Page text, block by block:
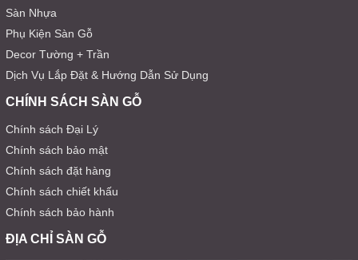
Sàn Nhựa
Phụ Kiện Sàn Gỗ
Decor Tường + Trần
Dịch Vụ Lắp Đặt & Hướng Dẫn Sử Dụng
CHÍNH SÁCH SÀN GỖ
Chính sách Đại Lý
Chính sách bảo mật
Chính sách đặt hàng
Chính sách chiết khấu
Chính sách bảo hành
ĐỊA CHỈ SÀN GỖ